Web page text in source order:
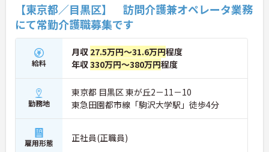
【東京都／目黒区】 訪問介護兼オペレータ業務
にて常勤介護職募集です
給料
月収 27.5万円～31.6万円程度
年収330万円～380万円程度
勤務地
東京都 目黒区 東が丘2－11－10
東急田園都市線「駒沢大学駅」徒歩4分
雇用形態 正社員(正職員)